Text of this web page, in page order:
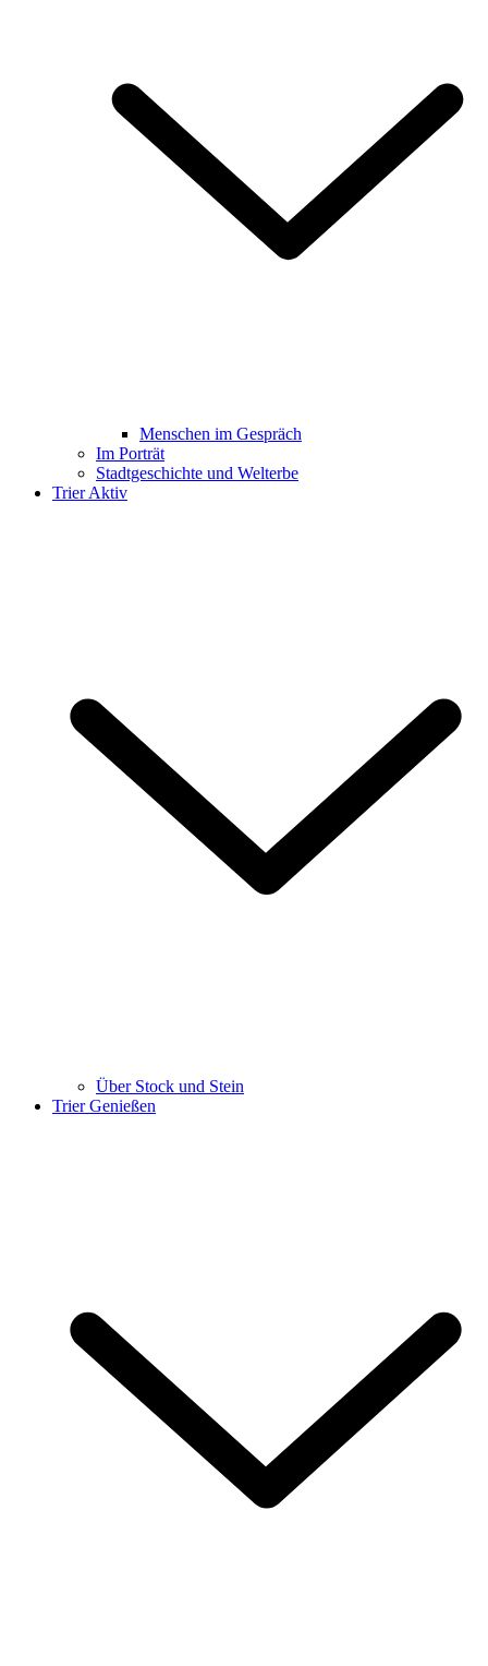
Menschen im Gespräch
Im Porträt
Stadtgeschichte und Welterbe
Trier Aktiv
Über Stock und Stein
Trier Genießen